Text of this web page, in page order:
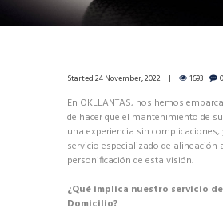
Started24 November, 2022 1693 0
En OKLLANTAS, nos hemos
de hacer que el mantenimiento de
una experiencia sin
servicio especializado de alineación
personificación de esta visión.
¿Qué implica nuestro servicio
Domicilio?